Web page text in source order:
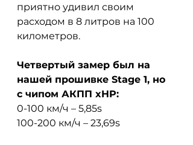
приятно удивил своим
расходом в 8 литров на 100
километров.
Четвертый замер был на
нашей прошивке Stage 1, но
с чипом АКПП xHP:
0-100 км/ч – 5,85s
100-200 км/ч – 23,69s